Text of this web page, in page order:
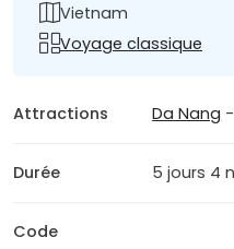
Vietnam
Voyage classique
Attractions Da Nang
Durée 5 jours 4
Code